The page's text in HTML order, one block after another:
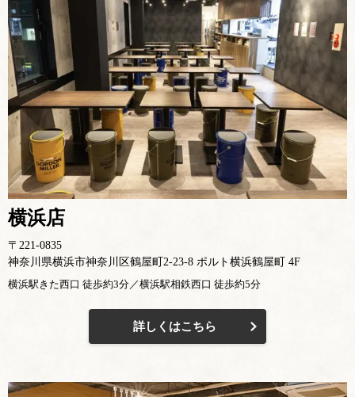
横浜店
〒221-0835
神奈川県横浜市神奈川区鶴屋町2-23-8 ポルト横浜鶴屋町 4F
横浜駅きた西口 徒歩約3分／横浜駅相鉄西口 徒歩約5分
詳しくはこちら